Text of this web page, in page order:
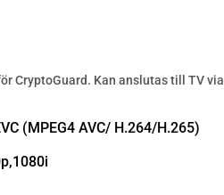
CryptoGuard. Kan anslutas till TV
(MPEG4 AVC/ H.264/H.265)